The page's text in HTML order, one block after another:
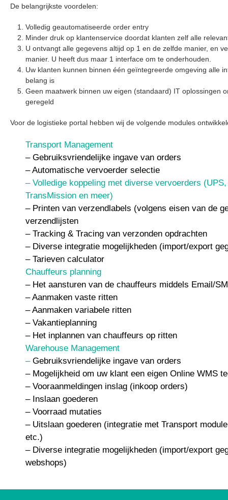
De belangrijkste voordelen:
Volledig geautomatiseerde order entry
Minder druk op klantenservice doordat klanten zelf alle
U ontvangt alle gegevens altijd op 1 en de zelfde manier, en
manier. U heeft dus maar 1 interface om te onderhouden.
Uw klanten kunnen binnen één geïntegreerde omgeving alle
belang is
Geen maatwerk binnen uw eigen (standaard) IT oplossingen
geregeld
Voor de logistieke portal hebben wij de volgende modules
Transport Management
– Gebruiksvriendelijke ingave van orders
– Automatische vervoerder selectie
– Volledige koppeling met diverse vervoerders
TransMission en meer)
– Printen van verzendlabels (volgens eisen van de
verzendlijsten
– Tracking & Tracing van verzonden opdrachten
– Diverse integratie mogelijkheden (import/export
– Tarieven calculator
Chauffeurs planning
– Het aansturen van de chauffeurs middels Email/
– Aanmaken vaste ritten
– Aanmaken variabele ritten
– Vakantieplanning
– Het inplannen van chauffeurs op ritten
Warehouse Management
–Gebruiksvriendelijke ingave van orders
– Mogelijkheid om uw klant een eigen Online WMS
– Vooraanmeldingen inslag (inkoop orders)
– Inslaan goederen
– Voorraad mutaties
– Uitslaan goederen (integratie met Transport
etc.)
– Diverse integratie mogelijkheden (import/export
webshops)